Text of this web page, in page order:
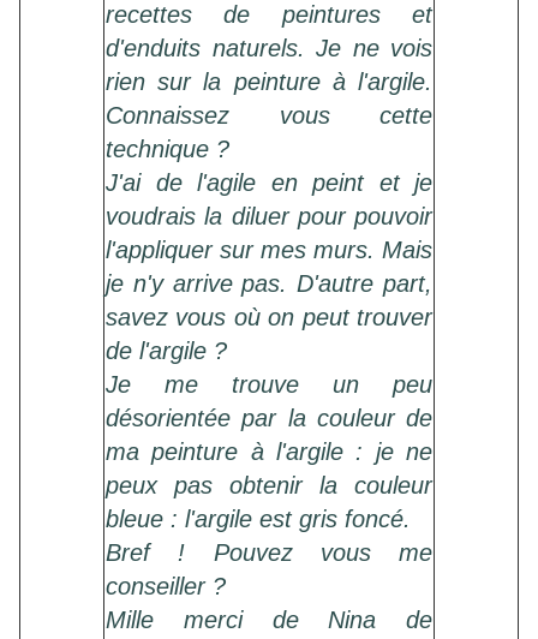
recettes de peintures et
d'enduits naturels. Je ne vois
rien sur la peinture à l'argile.
Connaissez vous cette
technique ?
J'ai de l'agile en peint et je
voudrais la diluer pour pouvoir
l'appliquer sur mes murs. Mais
je n'y arrive pas. D'autre part,
savez vous où on peut trouver
de l'argile ?
Je me trouve un peu
désorientée par la couleur de
ma peinture à l'argile : je ne
peux pas obtenir la couleur
bleue : l'argile est gris foncé.
Bref ! Pouvez vous me
conseiller ?
Mille merci de Nina de